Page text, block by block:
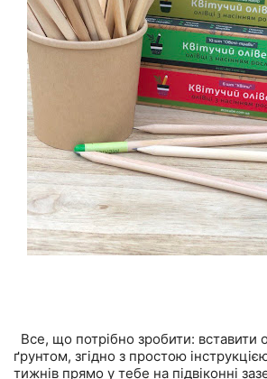
Все, що потрібно зробити: вставити
ґрунтом, згідно з простою
тижнів прямо у тебе на підвіконні